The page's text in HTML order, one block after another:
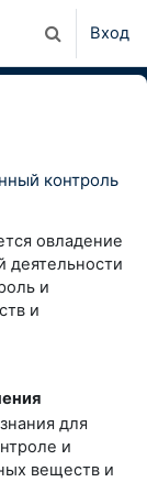
Изменить
Вход
контроль
овладение
и
и
для
и
веществ и